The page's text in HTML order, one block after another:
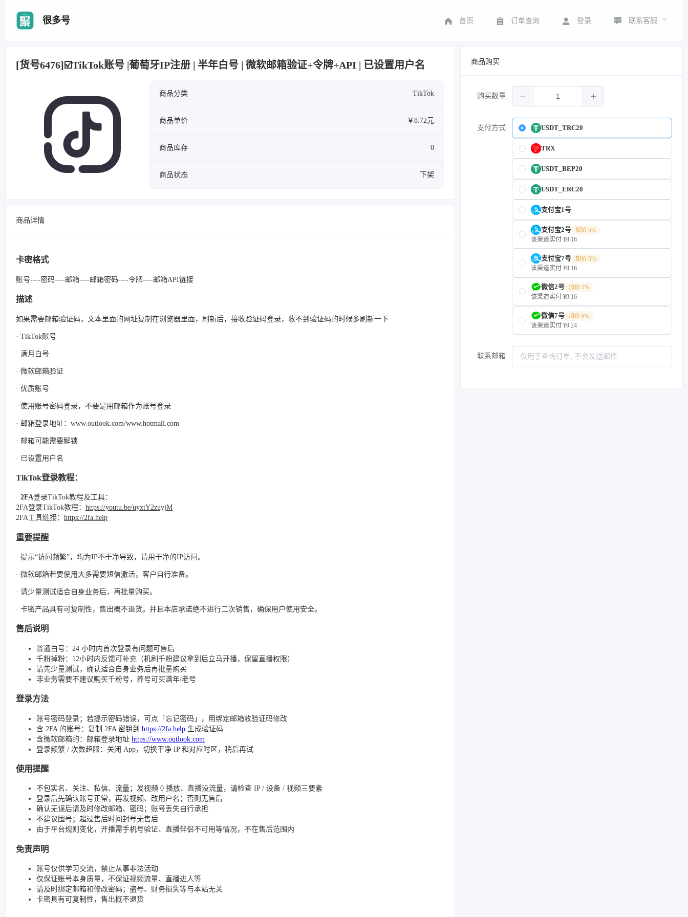
很多号 首页 订单查询 登录 联系客服
[货号6476]☑️TikTok账号 |葡萄牙IP注册 | 半年白号 | 微软邮箱验证+令牌+API | 已设置用户名
商品分类 TikTok
商品单价 ￥8.72元
商品库存 0
商品状态 下架
商品详情
卡密格式
账号----密码----邮箱----邮箱密码----令牌----邮箱API链接
描述
如果需要邮箱验证码，文本里面的网址复制在浏览器里面，刷新后，接收验证码登录，收不到验证码的时候多刷新一下
· TikTok账号
· 满月白号
· 微软邮箱验证
· 优质账号
· 使用账号密码登录，不要是用邮箱作为账号登录
· 邮箱登录地址：www.outlook.com/www.hotmail.com
· 邮箱可能需要解锁
· 已设置用户名
TikTok登录教程：
· 2FA登录TikTok教程及工具：
2FA登录TikTok教程： https://youtu.be/uyxtY2zuyjM
2FA工具链接： https://2fa.help
重要提醒
· 提示“访问频繁”，均为IP不干净导致，请用干净的IP访问。
· 微软邮箱若要使用大多需要短信激活，客户自行准备。
· 请少量测试适合自身业务后，再批量购买。
· 卡密产品具有可复制性，售出概不退货。并且本店承诺绝不进行二次销售，确保用户使用安全。
售后说明
普通白号：24 小时内首次登录有问题可售后
千粉掉粉：12小时内反馈可补充（机刷千粉建议拿到后立马开播，保留直播权限）
请先少量测试，确认适合自身业务后再批量购买
非业务需要不建议购买千粉号，养号可买满年/老号
登录方法
账号密码登录；若提示密码错误，可点「忘记密码」，用绑定邮箱收验证码修改
含 2FA 的账号：复制 2FA 密钥到 https://2fa.help 生成验证码
含微软邮箱的：邮箱登录地址 https://www.outlook.com
登录频繁 / 次数超限：关闭 App，切换干净 IP 和对应时区，稍后再试
使用提醒
不包实名、关注、私信、流量；发视频 0 播放、直播没流量，请检查 IP / 设备 / 视频三要素
登录后先确认账号正常，再发视频、改用户名；否则无售后
确认无误后请及时修改邮箱、密码；账号丢失自行承担
不建议囤号；超过售后时间封号无售后
由于平台规则变化，开播需手机号验证、直播伴侣不可用等情况，不在售后范围内
免责声明
账号仅供学习交流，禁止从事非法活动
仅保证账号本身质量，不保证视频流量、直播进人等
请及时绑定邮箱和修改密码；盗号、财务损失等与本站无关
卡密具有可复制性，售出概不退货
商品购买
购买数量
支付方式 USDT_TRC20
TRX
USDT_BEP20
USDT_ERC20
支付宝1号
支付宝2号 加价 5%
该渠道实付 ¥9.16
支付宝7号 加价 5%
该渠道实付 ¥9.16
微信2号 加价 5%
该渠道实付 ¥9.16
微信7号 加价 6%
该渠道实付 ¥9.24
联系邮箱